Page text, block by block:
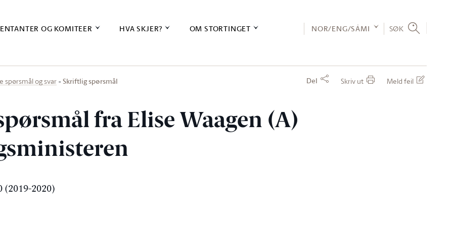
OG KOMITEER HVA SKJER? OM STORTINGET NOR/ENG/SÁMI SØK
spørsmål og svar Skriftlig spørsmål Del Skriv ut Meld feil
fra Elise Waagen (A)
(2019-2020)